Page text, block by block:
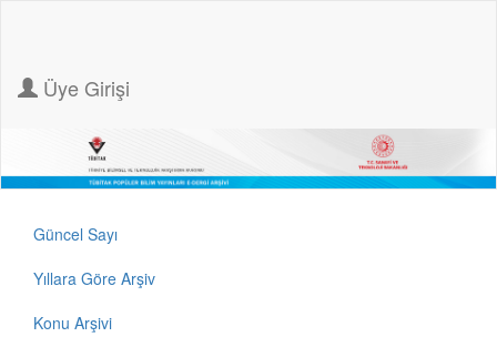
Üye Girişi
Güncel Sayı
Yıllara Göre Arşiv
Konu Arşivi